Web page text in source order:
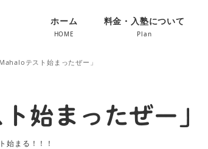
ホーム
HOME
料金・入塾について
Plan
テスト始まったぜー」
始まったぜー」
始まる！！！